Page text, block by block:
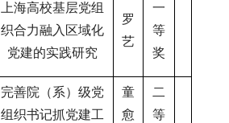
上海高校基层党组
织合力融入区域化
党建的实践研究
罗
艺
一
等
奖
完善院（系）级党
组织书记抓党建工
童
愈
二
等